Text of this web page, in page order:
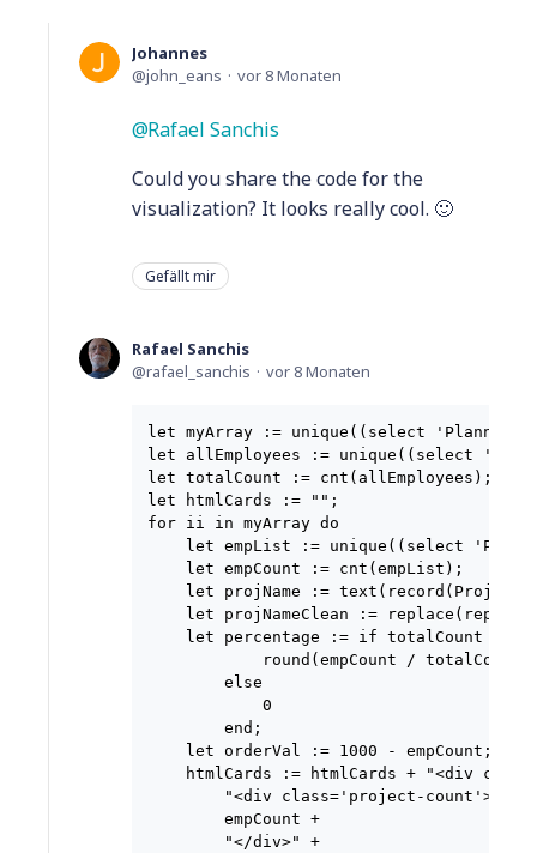
Johannes
john_eans
vor 8 Monaten
Rafael Sanchis
Could you share the code for the
visualization? It looks really cool. 🙂
Gefällt mir
Rafael Sanchis
rafael_sanchis
vor 8 Monaten
let myArray := unique((select 'Planning
let allEmployees := unique((select
let totalCount := cnt(allEmployees);
let htmlCards := "";
for ii in myArray do
let empList := unique((select
    let empCount := cnt(empList);
let projName :=
let projNameClean :=
let percentage := if totalCount > 0
round(empCount / totalCount
        else
            0
        end;
    let orderVal := 1000 - empCount;
htmlCards := htmlCards + "<div
        "<div class='project-count'>" +
        empCount +
        "</div>" +